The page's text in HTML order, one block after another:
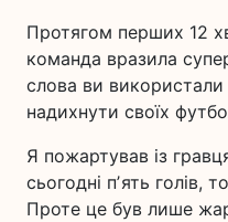
Протягом перших 12
команда вразила
слова ви
надихнути своїх
Я пожартував із
сьогодні пʼять голів,
Проте це був лише